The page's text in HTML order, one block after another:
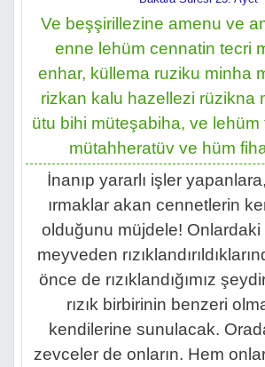
Ve beşşirillezine amenu ve
enne lehüm cennatin tecri
enhar, küllema ruziku minha
rizkan kalu hazellezi rüzikna
ütu bihi müteşabiha, ve
mütahheratüv ve hüm
İnanıp yararlı işler
ırmaklar akan cennetlerin
olduğunu müjdele!
meyveden
önce de rızıklandığımız
rızık birbirinin benzeri
kendilerine sunulacak.
zevceler de onların. Hem